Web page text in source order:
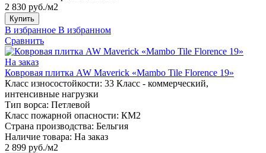
2 830 руб./м2
Купить
В избранное В избранном
Сравнить
На заказ
Ковровая плитка AW Maverick «Mambo Tile Florence 19»
Класс износостойкости: 33 Класс - коммерческий,
интенсивные нагрузки
Тип ворса: Петлевой
Класс пожарной опасности: КМ2
Страна производства: Бельгия
Наличие товара: На заказ
2 899 руб./м2